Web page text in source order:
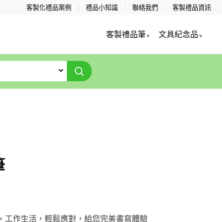
客製化禮品案例 禮品小知識 聯絡我們 客製禮品資訊
客製禮品筆 文具紀念品
工作生活，輕鬆應對，給您完美書寫體驗